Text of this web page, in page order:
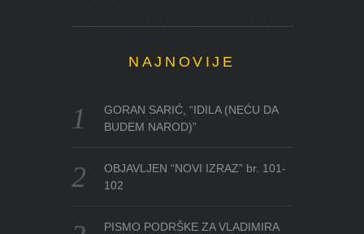
NAJNOVIJE
GORAN SARIĆ, “IDILA (NEĆU DA
BUDEM NAROD)”
OBJAVLJEN “NOVI IZRAZ” br. 101-
102
PISMO PODRŠKE ZA VLADIMIRA